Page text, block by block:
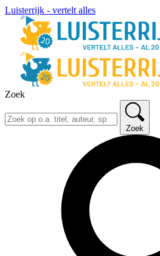
Luisterrijk - vertelt alles
Zoek
Zoek